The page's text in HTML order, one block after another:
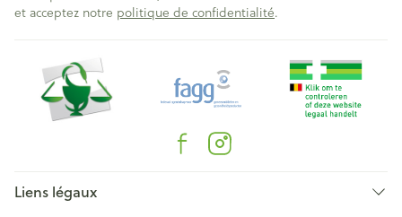
et acceptez notre politique de confidentialité.
Liens légaux